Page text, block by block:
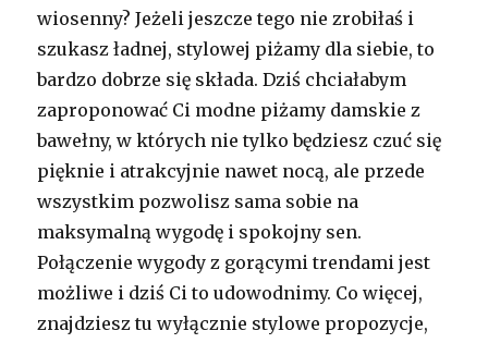
wiosenny? Jeżeli jeszcze tego nie zrobiłaś i
szukasz ładnej, stylowej piżamy dla siebie, to
bardzo dobrze się składa. Dziś chciałabym
zaproponować Ci modne piżamy damskie z
bawełny, w których nie tylko będziesz czuć się
pięknie i atrakcyjnie nawet nocą, ale przede
wszystkim pozwolisz sama sobie na
maksymalną wygodę i spokojny sen.
Połączenie wygody z gorącymi trendami jest
możliwe i dziś Ci to udowodnimy. Co więcej,
znajdziesz tu wyłącznie stylowe propozycje,